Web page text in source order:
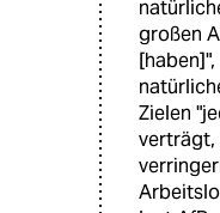
großen
Zielen
verträgt,